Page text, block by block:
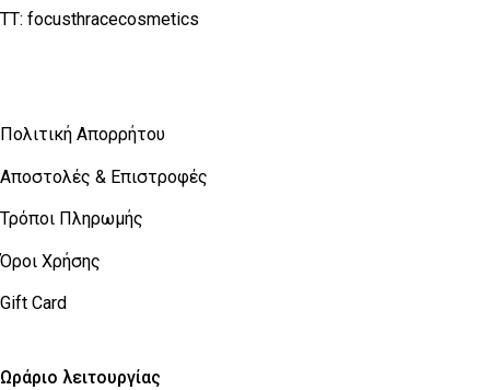
TT: focusthracecosmetics
Πολιτική Απορρήτου
Αποστολές & Επιστροφές
Τρόποι Πληρωμής
Όροι Χρήσης
Gift Card
Ωράριο λειτουργίας